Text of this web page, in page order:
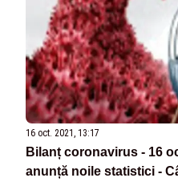
16 oct. 2021, 13:17
Bilanț coronavirus - 16
anunță noile statistici -